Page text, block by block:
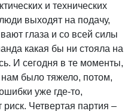
и технических
выходят на подачу,
глаза и со всей силы
какая бы ни стояла на
И сегодня в те моменты,
нам было тяжело, потом,
уже где-то,
риск. Четвертая партия –